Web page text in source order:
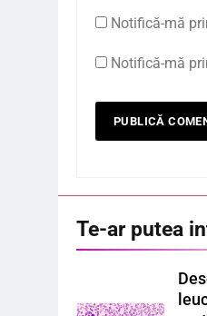
Notifică-mă
Notifică-mă
Te-ar putea